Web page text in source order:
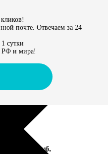
почте. Отвечаем за 24
сутки
РФ и мира!
Цена, руб.